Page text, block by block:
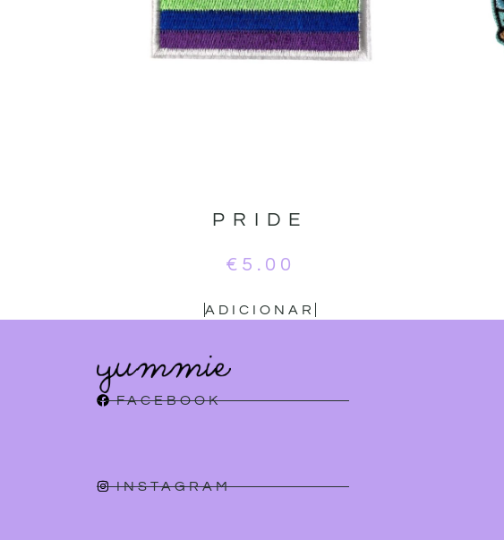
PRIDE
€ 5.00
ADICIONAR
FACEBOOK
INSTAGRAM